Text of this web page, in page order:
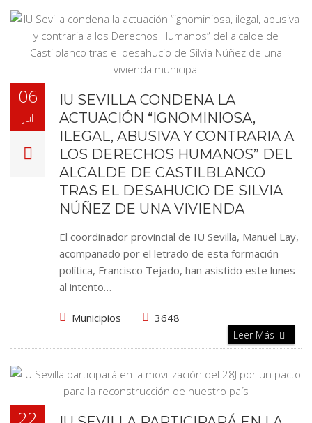
06
Jul
IU SEVILLA CONDENA LA
ACTUACIÓN “IGNOMINIOSA,
ILEGAL, ABUSIVA Y CONTRARIA A
LOS DERECHOS HUMANOS” DEL
ALCALDE DE CASTILBLANCO
TRAS EL DESAHUCIO DE SILVIA
NÚÑEZ DE UNA VIVIENDA
El coordinador provincial de IU Sevilla, Manuel Lay,
acompañado por el letrado de esta formación
política, Francisco Tejado, han asistido este lunes
al intento…
Municipios 3648
Leer Más
22